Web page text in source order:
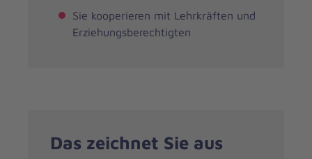
Sie kooperieren mit Lehrkräften und
Erziehungsberechtigten
Das zeichnet Sie aus